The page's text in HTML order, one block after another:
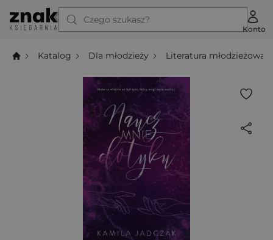
Czego szukasz?
Konto
Katalog Dla młodzieży Literatura młodzieżowa